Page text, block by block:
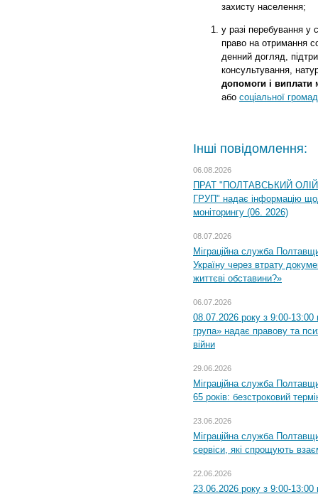
захисту населення;
у разі перебування
право на отримання
денний догляд,
консультування,
допомоги і виплати
або соціальної
Інші повідомлення:
06.08.2026
ПРАТ "ПОЛТАВСЬКИЙ
ГРУП" надає інформацію
моніторингу (06. 2026)
08.07.2026
Міграційна служба
Україну через втрату
життєві обставини?»
06.07.2026
08.07.2026 року з 9:00-13:00
група» надає правову та
війни
29.06.2026
Міграційна служба
65 років: безстроковий
23.06.2026
Міграційна служба
сервіси, які спрощують
22.06.2026
23.06.2026 року з 9:00-13:00